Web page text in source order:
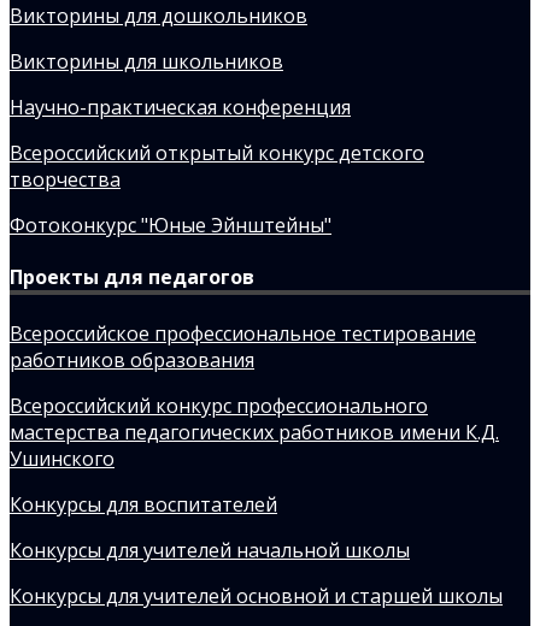
Викторины для дошкольников
Викторины для школьников
Научно-практическая конференция
Всероссийский открытый конкурс детского
творчества
Фотоконкурс "Юные Эйнштейны"
Проекты для педагогов
Всероссийское профессиональное тестирование
работников образования
Всероссийский конкурс профессионального
мастерства педагогических работников имени К.Д.
Ушинского
Конкурсы для воспитателей
Конкурсы для учителей начальной школы
Конкурсы для учителей основной и старшей школы